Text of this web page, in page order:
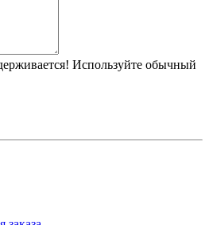
Используйте обычный